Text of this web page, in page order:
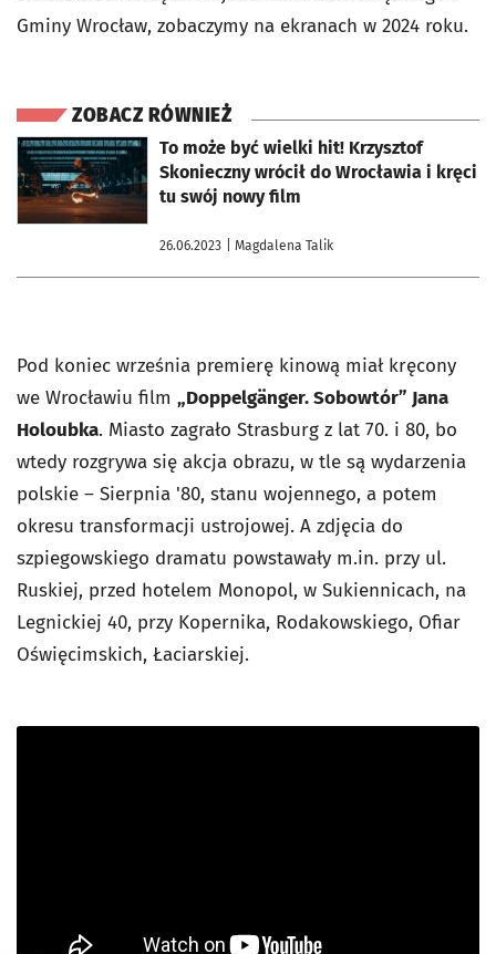
Gminy Wrocław, zobaczymy na ekranach w 2024 roku.
ZOBACZ RÓWNIEŻ
To może być wielki hit! Krzysztof
Skonieczny wrócił do Wrocławia i kręci
tu swój nowy film
26.06.2023 | Magdalena Talik
otworzy się w nowej karcie
Pod koniec września premierę kinową miał kręcony
we Wrocławiu film „Doppelgänger. Sobowtór” Jana
Holoubka. Miasto zagrało Strasburg z lat 70. i 80, bo
wtedy rozgrywa się akcja obrazu, w tle są wydarzenia
polskie – Sierpnia '80, stanu wojennego, a potem
okresu transformacji ustrojowej. A zdjęcia do
szpiegowskiego dramatu powstawały m.in. przy ul.
Ruskiej, przed hotelem Monopol, w Sukiennicach, na
Legnickiej 40, przy Kopernika, Rodakowskiego, Ofiar
Oświęcimskich, Łaciarskiej.